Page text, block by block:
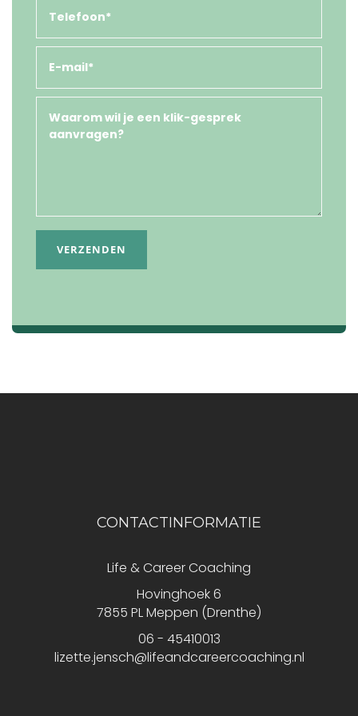
VERZENDEN
CONTACTINFORMATIE
Life & Career Coaching
Hovinghoek 6
7855 PL Meppen (Drenthe)
06 - 45410013
lizette.jensch@lifeandcareercoaching.nl